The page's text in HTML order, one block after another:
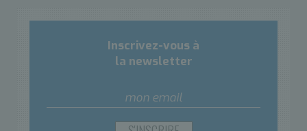
Inscrivez-vous à
la newsletter